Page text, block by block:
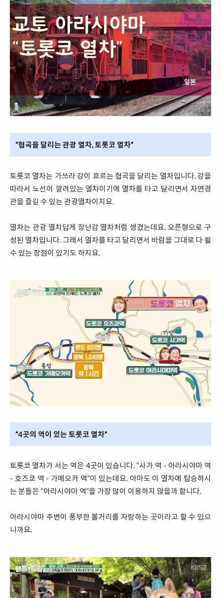
“협곡을 달리는 관광 열차, 토롯코 열차”
토롯코 열차는 가쓰라 강이 흐르는 협곡을 달리는 열차입니다. 강을
따라서 노선이 깔려있는 열차이기에 열차를 타고 달리면서 자연경
관을 즐길 수 있는 관광열차이지요.
열차는 관광 열차답게 장난감 열차처럼 생겼는데요. 오픈형으로 구
성된 열차입니다. 그래서 열차를 타고 달리면서 바람을 그대로 다 쐴
수 있는 장점이 있기도 하지요.
“4곳의 역이 있는 토롯코 열차”
토롯코 열차가 서는 역은 4곳이 있습니다. “사가 역 - 아라시야마 역
- 호즈쿄 역 - 가메오카 역”이 있는데요. 아마도 이 열차에 탑승하시
는 분들은 “아라시야마 역”을 가장 많이 이용하지 않을까 합니다.
아라시야마 주변이 풍부한 볼거리를 자랑하는 곳이라고 할 수 있으
니까요.